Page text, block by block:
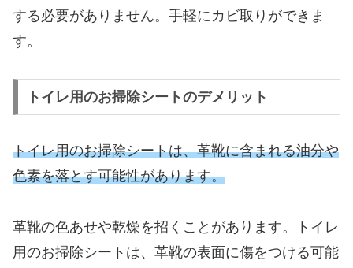
する必要がありません。手軽にカビ取りができま
す。
トイレ用のお掃除シートのデメリット
トイレ用のお掃除シートは、革靴に含まれる油分や
色素を落とす可能性があります。
革靴の色あせや乾燥を招くことがあります。トイレ
用のお掃除シートは、革靴の表面に傷をつける可能